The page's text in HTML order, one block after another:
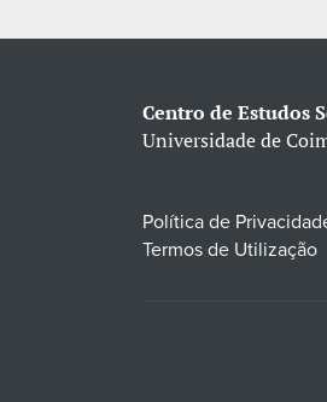
Centro de Estudos
Universidade de
Política de
Termos de Utilização